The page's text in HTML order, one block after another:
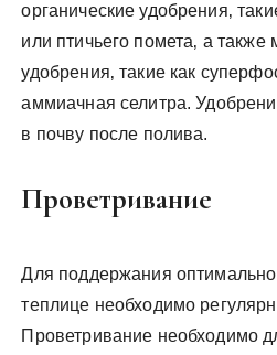
органические удобрения‚
или птичьего помета‚ а
удобрения‚ такие как
аммиачная селитра.
в почву после полива.
Проветривание
Для поддержания
теплице необходимо
Проветривание необходимо